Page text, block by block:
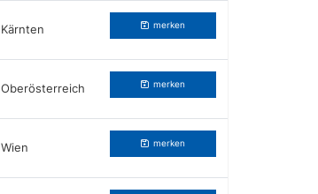
Kärnten merken
Oberösterreich merken
Wien merken